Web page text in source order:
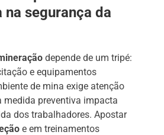
segurança da
depende de um tripé:
e equipamentos
de mina exige atenção
medida preventiva impacta
dos trabalhadores. Apostar
e em treinamentos